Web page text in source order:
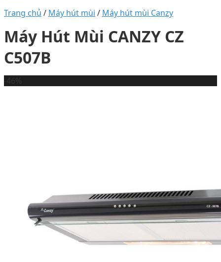
Trang chủ / Máy hút mùi / Máy hút mùi Canzy
Máy Hút Mùi CANZY CZ
C507B